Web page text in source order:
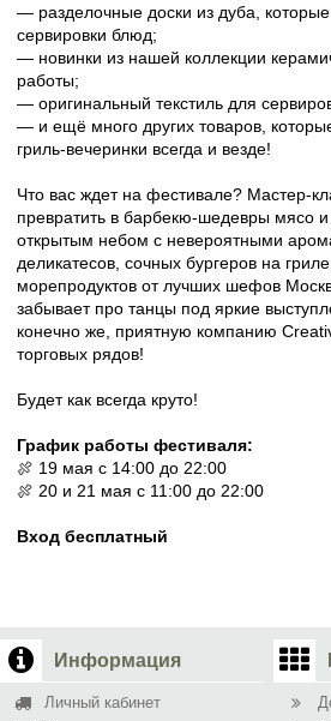
— разделочные доски из дуба,
сервировки блюд;
— новинки из нашей коллекции
работы;
— оригинальный текстиль для
— и ещё много других товаров,
гриль-вечеринки всегда и везде!
Что вас ждет на фестивале? Мастер-
превратить в барбекю-шедевры мясо
открытым небом с невероятными
деликатесов, сочных бургеров на
морепродуктов от лучших шефов
забывает про танцы под яркие
конечно же, приятную компанию
торговых рядов!
Будет как всегда круто!
График работы фестиваля:
🍖 19 мая с 14:00 до 22:00
🍖 20 и 21 мая с 11:00 до 22:00
Вход бесплатный
Информация
Личный кабинет